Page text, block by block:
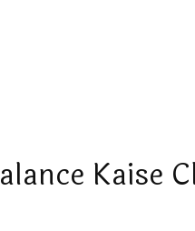
Kaise